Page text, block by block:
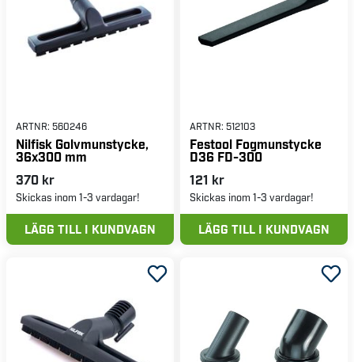
ARTNR: 560246
Nilfisk Golvmunstycke,
36x300 mm
370 kr
Skickas inom 1-3 vardagar!
LÄGG TILL I KUNDVAGN
ARTNR: 512103
Festool Fogmunstycke
D36 FD-300
121 kr
Skickas inom 1-3 vardagar!
LÄGG TILL I KUNDVAGN